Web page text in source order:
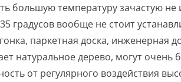
большую температуру зачастую не
градусов вообще не стоит
паркетная доска, инженерная
натуральное дерево, могут очень
от регулярного воздействия